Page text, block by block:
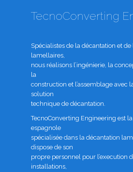
TecnoConverting
Spécialistes de la décantation et
lamellaires,
nous réalisons l’ingénierie, la
la
construction et l’assemblage avec
solution
technique de décantation.
TecnoConverting Engineering est
espagnole
spécialisée dans la décantation
dispose de son
propre personnel pour l’execution
installations,